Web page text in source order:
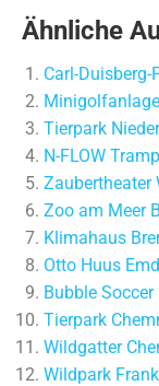
Ähnliche
Carl-
Tierpark
N-FLOW
Zaubertheater
Zoo am Meer
Klimahaus
Otto Huus
Bubble Soccer
Tierpark
Wildgatter
Wildpark